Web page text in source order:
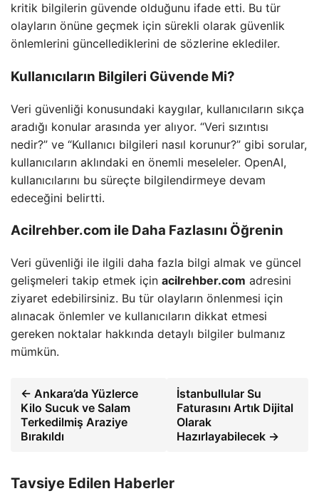
kritik bilgilerin güvende olduğunu ifade etti. Bu tür
olayların önüne geçmek için sürekli olarak güvenlik
önlemlerini güncellediklerini de sözlerine eklediler.
Kullanıcıların Bilgileri Güvende Mi?
Veri güvenliği konusundaki kaygılar, kullanıcıların sıkça
aradığı konular arasında yer alıyor. “Veri sızıntısı
nedir?” ve “Kullanıcı bilgileri nasıl korunur?” gibi sorular,
kullanıcıların aklındaki en önemli meseleler. OpenAI,
kullanıcılarını bu süreçte bilgilendirmeye devam
edeceğini belirtti.
Acilrehber.com ile Daha Fazlasını Öğrenin
Veri güvenliği ile ilgili daha fazla bilgi almak ve güncel
gelişmeleri takip etmek için acilrehber.com adresini
ziyaret edebilirsiniz. Bu tür olayların önlenmesi için
alınacak önlemler ve kullanıcıların dikkat etmesi
gereken noktalar hakkında detaylı bilgiler bulmanız
mümkün.
← Ankara’da Yüzlerce
Kilo Sucuk ve Salam
Terkedilmiş Araziye
Bırakıldı
İstanbullular Su
Faturasını Artık Dijital
Olarak
Hazırlayabilecek →
Tavsiye Edilen Haberler